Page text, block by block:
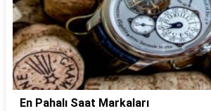
En Pahalı Saat Markaları